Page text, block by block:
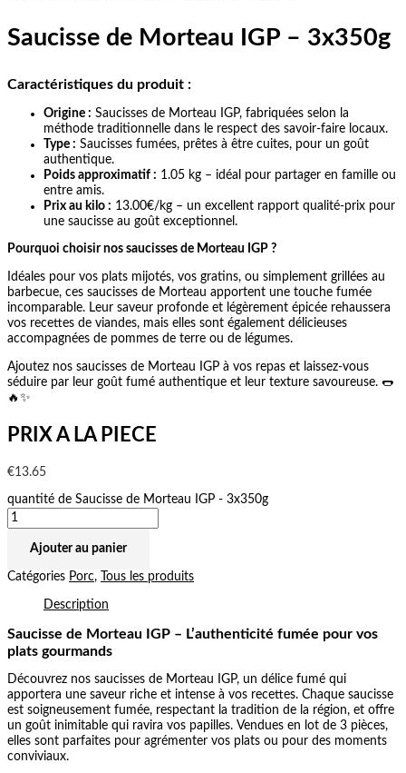
Saucisse de Morteau IGP – 3x350g
Caractéristiques du produit :
Origine : Saucisses de Morteau IGP, fabriquées selon la
méthode traditionnelle dans le respect des savoir-faire locaux.
Type : Saucisses fumées, prêtes à être cuites, pour un goût
authentique.
Poids approximatif : 1.05 kg – idéal pour partager en famille ou
entre amis.
Prix au kilo : 13.00€/kg – un excellent rapport qualité-prix pour
une saucisse au goût exceptionnel.
Pourquoi choisir nos saucisses de Morteau IGP ?
Idéales pour vos plats mijotés, vos gratins, ou simplement grillées au
barbecue, ces saucisses de Morteau apportent une touche fumée
incomparable. Leur saveur profonde et légèrement épicée rehaussera
vos recettes de viandes, mais elles sont également délicieuses
accompagnées de pommes de terre ou de légumes.
Ajoutez nos saucisses de Morteau IGP à vos repas et laissez-vous
séduire par leur goût fumé authentique et leur texture savoureuse. 🌭
🔥✨
PRIX A LA PIECE
€13.65
quantité de Saucisse de Morteau IGP - 3x350g
Ajouter au panier
Catégories Porc, Tous les produits
Description
Saucisse de Morteau IGP – L’authenticité fumée pour vos
plats gourmands
Découvrez nos saucisses de Morteau IGP, un délice fumé qui
apportera une saveur riche et intense à vos recettes. Chaque saucisse
est soigneusement fumée, respectant la tradition de la région, et offre
un goût inimitable qui ravira vos papilles. Vendues en lot de 3 pièces,
elles sont parfaites pour agrémenter vos plats ou pour des moments
conviviaux.